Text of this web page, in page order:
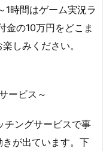
1時間はゲーム実況ラ
金の10万円をどこま
しみください。
ービス～
チングサービスで事
が出ています。下